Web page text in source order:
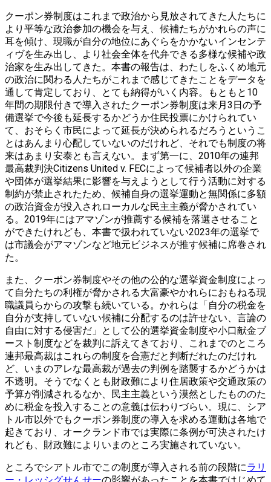
クーポン券制度はこれまで政治から見放されてきた人たちに
より平等な政治参加の機会を与え、候補たちがかれらの声に
耳を傾け、現職が自分の地位にあぐらをかかないインセンテ
ィヴを生み出し、より社会全体を代弁できる多様な候補や政
治家を生み出してきた。本書の報告は、わたしをふくめ地元
の政治に関わる人たちがこれまで感じてきたことをデータを
通して肯定しており、とても納得がいく内容。もともと10
年間の期限付きで導入されたクーポン券制度は来月3日の予
備選挙で今後も延長するかどうか住民投票にかけられてい
て、おそらく市民によって延長が決められるだろうというこ
とはあんまり心配していないのだけれど、それでも制度の将
来はあまり安泰とも言えない。まず第一に、2010年の連邦
最高裁判決Citizens United v. FECによって候補者以外の企業
や団体が選挙結果に影響を与えようとして行う活動に対する
制約が禁止されたため、候補自身の選挙運動と無関係に多額
の政治資金が投入されローカルな民主主義が脅かされてい
る。2019年にはアマゾンが推薦する候補を落選させること
ができたけれども、本書で扱われていない2023年の選挙で
は市議会がアマゾンなど地元ビジネスが推す候補に席巻され
た。
また、クーポン券制度やその他の公的な選挙資金制度によっ
て自分たちの利権が脅かされる大富豪やかれらにおもねる現
職議員らからの攻撃も続いている。かれらは「自分の税金を
自分が支持していない候補に分配するのは許せない、言論の
自由に対する侵害だ」として公的選挙資金制度や小口献金ブ
ースト制度などを裁判に訴えてきており、これまでのところ
連邦最高裁はこれらの制度を合憲だと判断だれたのだけれ
ど、いまのアレな最高裁が過去の判例を踏襲するかどうかは
不透明。そうでなくとも財政難により住居政策や交通政策の
予算が削減されるなか、民主主義という漠然としたもののた
めに税金を投入することの意義は伝わりづらい。現に、シア
トル市以外でもクーポン券制度の導入を求める運動は各地で
起きており、オークランド市では実際に条例が可決されたけ
れども、財政難によりいまのところ実施されていない。
ところでシアトル市でこの制度が導入される前の段階にラリ